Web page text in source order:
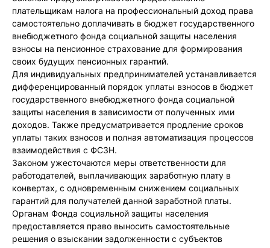
плательщикам налога на профессиональный доход права
самостоятельно доплачивать в бюджет государственного
внебюджетного фонда социальной защиты населения
взносы на пенсионное страхование для формирования
своих будущих пенсионных гарантий.
Для индивидуальных предпринимателей устанавливается
дифференцированный порядок уплаты взносов в бюджет
государственного внебюджетного фонда социальной
защиты населения в зависимости от полученных ими
доходов. Также предусматривается продление сроков
уплаты таких взносов и полная автоматизация процессов
взаимодействия с ФСЗН.
Законом ужесточаются меры ответственности для
работодателей, выплачивающих заработную плату в
конвертах, с одновременным снижением социальных
гарантий для получателей данной заработной платы.
Органам Фонда социальной защиты населения
предоставляется право выносить самостоятельные
решения о взыскании задолженности с субъектов